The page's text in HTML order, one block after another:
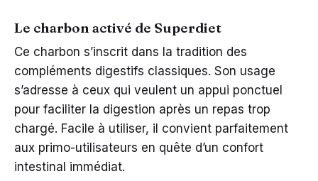
Le charbon activé de Superdiet
Ce charbon s’inscrit dans la tradition des
compléments digestifs classiques. Son usage
s’adresse à ceux qui veulent un appui ponctuel
pour faciliter la digestion après un repas trop
chargé. Facile à utiliser, il convient parfaitement
aux primo-utilisateurs en quête d’un confort
intestinal immédiat.